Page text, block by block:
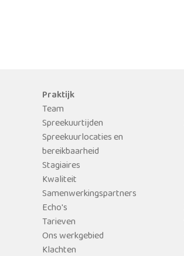
Praktijk
Team
Spreekuurtijden
Spreekuurlocaties en
bereikbaarheid
Stagiaires
Kwaliteit
Samenwerkingspartners
Echo's
Tarieven
Ons werkgebied
Klachten